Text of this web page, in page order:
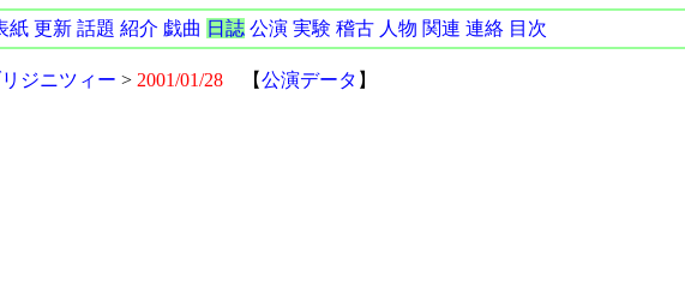
紙 更新 話題 紹介 戯曲 日誌 公演 実験 稽古 人物 関連 連絡 目次
ジニツィー > 2001/01/28【公演データ 】